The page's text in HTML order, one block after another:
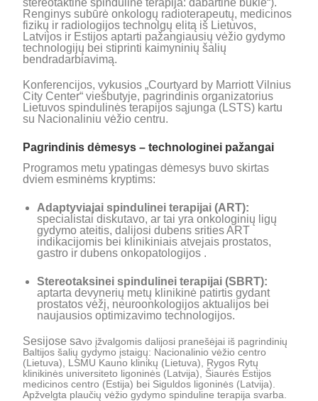
stereotaktinė spindulinė terapija: dabartinė būklė“).
Renginys subūrė onkologų radioterapeutų, medicinos
fizikų ir radiologijos technolgų elitą iš Lietuvos,
Latvijos ir Estijos aptarti pažangiausių vėžio gydymo
technologijų bei stiprinti kaimyninių šalių
bendradarbiavimą.
Konferencijos, vykusios „Courtyard by Marriott Vilnius
City Center“ viešbutyje, pagrindinis organizatorius
Lietuvos spindulinės terapijos sąjunga (LSTS) kartu
su Nacionaliniu vėžio centru.
Pagrindinis dėmesys – technologinei pažangai
Programos metu ypatingas dėmesys buvo skirtas
dviem esminėms kryptims:
Adaptyviajai spindulinei terapijai (ART):
specialistai diskutavo, ar tai yra onkologinių ligų
gydymo ateitis, dalijosi dubens srities ART
indikacijomis bei klinikiniais atvejais prostatos,
gastro ir dubens onkopatologijos .
Stereotaksinei spindulinei terapijai (SBRT):
aptarta devynerių metų klinikinė patirtis gydant
prostatos vėžį, neuroonkologijos aktualijos bei
naujausios optimizavimo technologijos.
Sesijose savo įžvalgomis dalijosi pranešėjai iš pagrindinių
Baltijos šalių gydymo įstaigų: Nacionalinio vėžiocentro
(Lietuva), LSMU Kauno klinikų (Lietuva), Rygos Rytų
klinikinės universiteto ligoninės (Latvija), Šiaurės Estijos
medicinos centro (Estija) bei Siguldos ligoninės (Latvija).
Apžvelgta plaučių vėžio gydymo spinduline terapija svarba.